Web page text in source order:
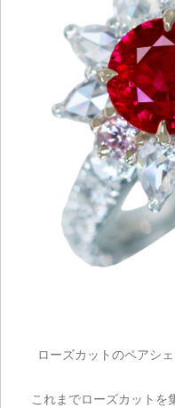
ローズカットのペアシ
これまでローズカットを